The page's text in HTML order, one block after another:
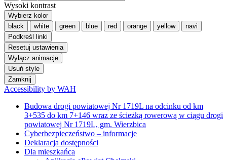
Wysoki kontrast
Wybierz kolor
black
white green blue red orange yellow
navi
Podkreśl linki
Resetuj ustawienia
Wyłącz animacje
Usuń style
Zamknij
Accessibility by WAH
Budowa drogi powiatowej Nr 1719L na odcinku od km
3+535 do km 7+146 wraz ze ścieżką rowerową w ciągu drogi
powiatowej Nr 1719L, gm. Wierzbica
Cyberbezpieczeństwo – informacje
Deklaracja dostępności
Dla mieszkańca